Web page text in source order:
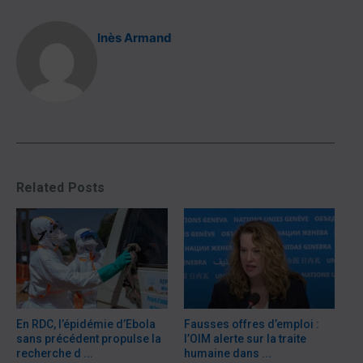
Inès Armand
Related Posts
En RDC, l’épidémie d’Ebola
sans précédent propulse la
recherche d ...
Fausses offres d’emploi :
l’OIM alerte sur la traite
humaine dans ...